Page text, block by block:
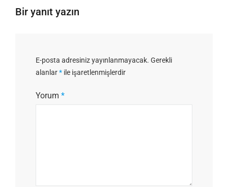
Bir yanıt yazın
E-posta adresiniz yayınlanmayacak. Gerekli
alanlar* ile işaretlenmişlerdir
Yorum *